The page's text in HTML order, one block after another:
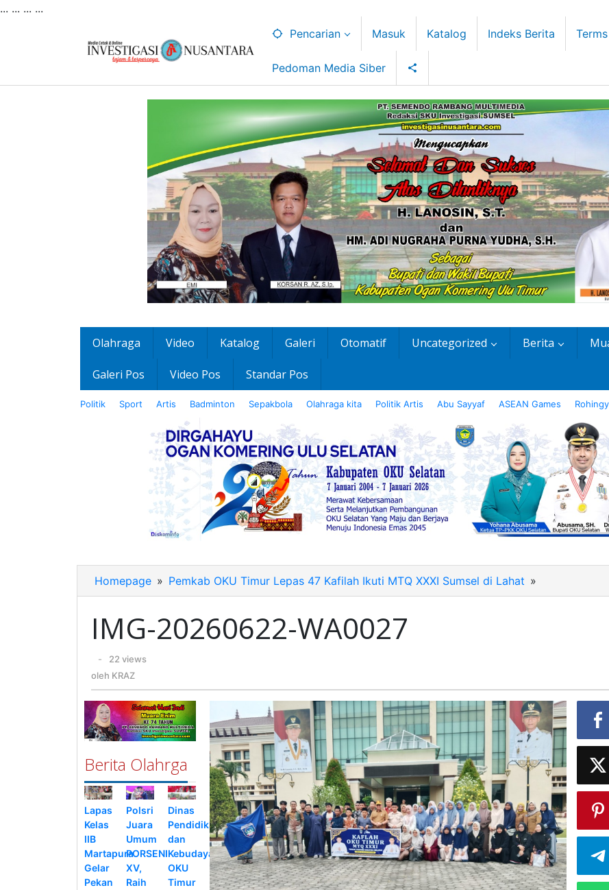
... ... ... ...
Pencarian Masuk Katalog Indeks Berita
Pedoman Media Siber
Olahraga Video Katalog Galeri Otomatif Uncategorized Berita
Galeri Pos Video Pos Standar Pos
Politik Sport Artis Badminton Sepakbola Olahraga kita Politik Artis Abu Sayyaf ASEAN Games
Homepage » Pemkab OKU Timur Lepas 47 Kafilah Ikuti MTQ XXXI Sumsel di Lahat »
20260622-
IMG-20260622-WA0027
oleh
KRAZ
-
22 views
oleh KRAZ
Berita Olahrga
Lapas
Kelas
IIB
Martapura
Gelar
Pekan
Polsri
Juara
Umum
PORSENI
XV,
Raih
Dinas
Pendidikan
dan
Kebudayaan
OKU
Timur